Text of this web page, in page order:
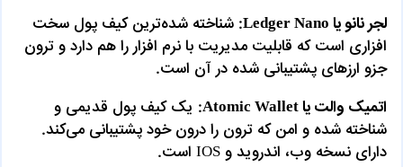
لجر نانو یا Ledger Nano
: شناخته شده‌ترین کیف پول سخت
افزاری است که قابلیت مدیریت با نرم افزار را هم دارد و ترون
جزو ارزهای پشتیبانی شده در آن است.
اتمیک والت یا Atomic Wallet
: یک کیف پول قدیمی و
شناخته شده و امن که ترون را درون خود پشتیبانی می‌کند.
دارای نسخه وب، اندروید و IOS است.